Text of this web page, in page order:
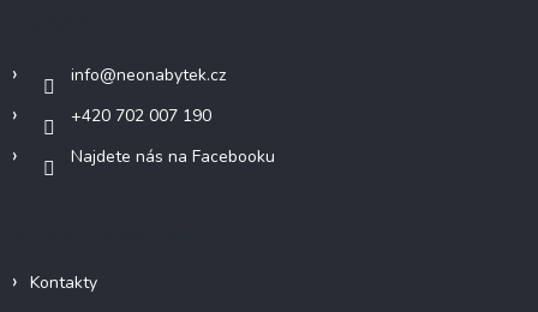
info@neonabytek.cz
+420 702 007 190
Najdete nás na Facebooku
Kontakty